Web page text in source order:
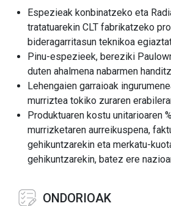
Espezieak konbinatzeko eta
tratatuarekin CLT fabrikatzeko
bideragarritasun teknikoa
Pinu-espezieek, bereziki
duten ahalmena nabarmen
Lehengaien garraioak
murriztea tokiko zuraren
Produktuaren kostu unitarioaren
murrizketaren aurreikuspena,
gehikuntzarekin eta merkatu-
gehikuntzarekin, batez ere
ONDORIOAK